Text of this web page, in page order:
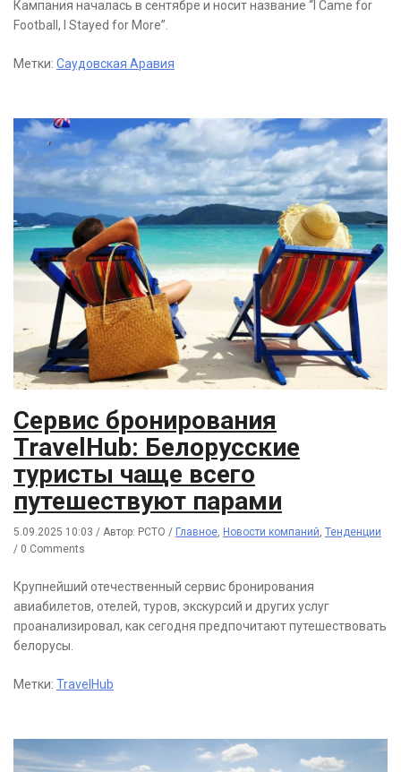
Кампания началась в сентябре и носит название “I Came for
Football, I Stayed for More”.
Метки: Саудовская Аравия
Сервис бронирования
TravelHub: Белорусские
туристы чаще всего
путешествуют парами
5.09.2025 10:03 / Автор: РСТО / Главное Новости компаний Тенденции
/ 0 Comments
Крупнейший отечественный сервис бронирования
авиабилетов, отелей, туров, экскурсий и других услуг
проанализировал, как сегодня предпочитают путешествовать
белорусы.
Метки: TravelHub